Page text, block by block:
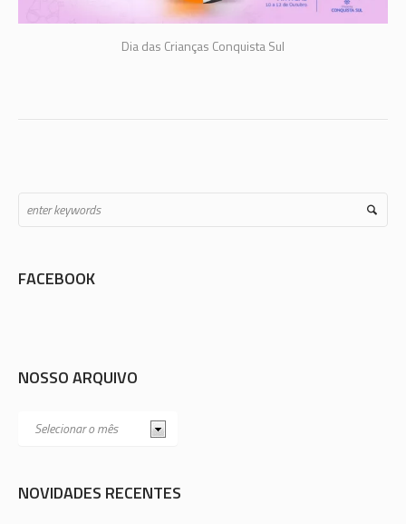
Dia das Crianças Conquista Sul
FACEBOOK
NOSSO ARQUIVO
NOVIDADES RECENTES